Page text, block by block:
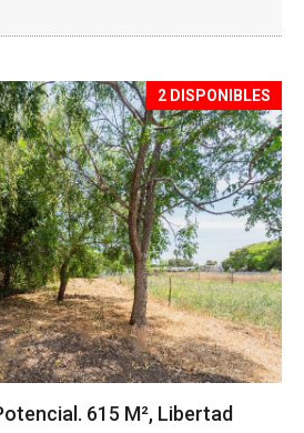
2 DISPONIBLES
615 M², Libertad